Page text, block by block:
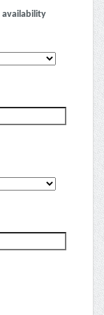
availability